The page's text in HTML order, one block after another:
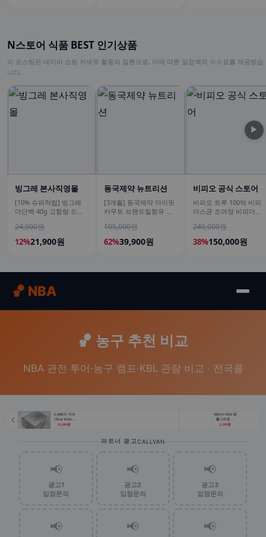
N스토어 식품 BEST 인기상품
이 포스팅은 네이버 쇼핑 커넥트 활동의 일환으로, 이에 따른 일정액의 수수료를 제공받습
니다.
빙그레 본사직영몰
[10% 슈퍼적립] 빙그레
더단백 40g 고함량 드링
고단백 단백질음료
24,900원
12%21,900원
동국제약 뉴트리션
[3개월] 동국제약 마이핏
카무트 브랜드밀함유 효
치 30포, 3개
105,000원
62%39,900원
비피오 공식 스토어
비피오 트루 100억 비피
더스균 조여정 비피더스
240,000원
38%150,000원
▶
🏀 NBA
🏀 농구 추천 비교
NBA 관전 투어·농구 캠프·KBL 관람 비교 · 전국콜
파트너 광고CALLVAN
📢
광고1
입점문의
📢
광고2
입점문의
📢
광고3
입점문의
📢 📢 📢